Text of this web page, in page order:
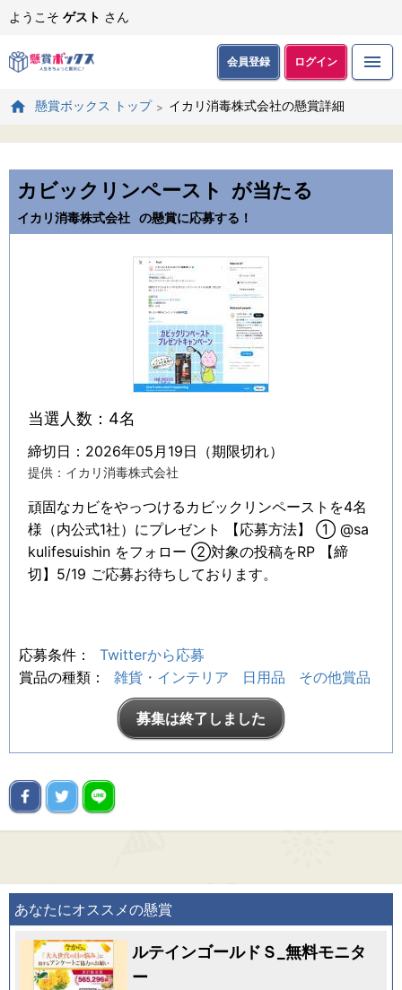
ようこそ ゲスト さん
会員登録 ログイン
懸賞ボックス トップ イカリ消毒株式会社の懸賞詳細
カビックリンペースト が当たる
イカリ消毒株式会社 の懸賞に応募する！
当選人数：4名
締切日：2026年05月19日（期限切れ）
提供：イカリ消毒株式会社
頑固なカビをやっつけるカビックリンペーストを4名
様（内公式1社）にプレゼント 【応募方法】 ① @sa
kulifesuishin をフォロー ②対象の投稿をRP 【締
切】5/19 ご応募お待ちしております。
応募条件：
Twitterから応募
賞品の種類：
雑貨・インテリア 日用品 その他賞品
募集は終了しました
あなたにオススメの懸賞
ルテインゴールドＳ_無料モニタ
ー